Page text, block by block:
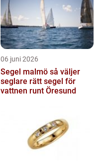
06 juni 2026
Segel malmö så väljer
seglare rätt segel för
vattnen runt Öresund